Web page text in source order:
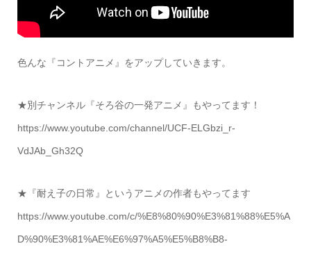
色んな『コントアニメ』をアップしていきます。
★別チャンネル『そろ谷の一発アニメ』もやってます！
https://www.youtube.com/channel/UCF-ELGbzi_r-
VdJAb_Gh32Q
★『耐え子の日常』というアニメの作者もやってます
https://www.youtube.com/c/%E8%80%90%E3%81%88%E5%A
D%90%E3%81%AE%E6%97%A5%E5%B8%B8-